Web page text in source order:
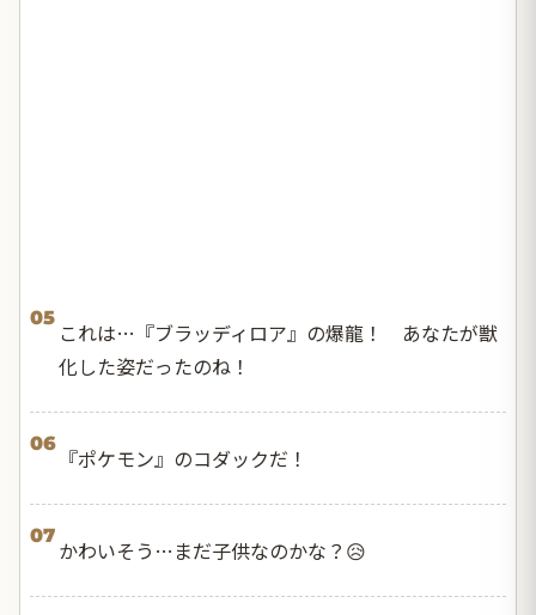
05
これは…『ブラッディロア』の爆龍！ あなたが獣
化した姿だったのね！
06
『ポケモン』のコダックだ！
07
かわいそう…まだ子供なのかな？😥